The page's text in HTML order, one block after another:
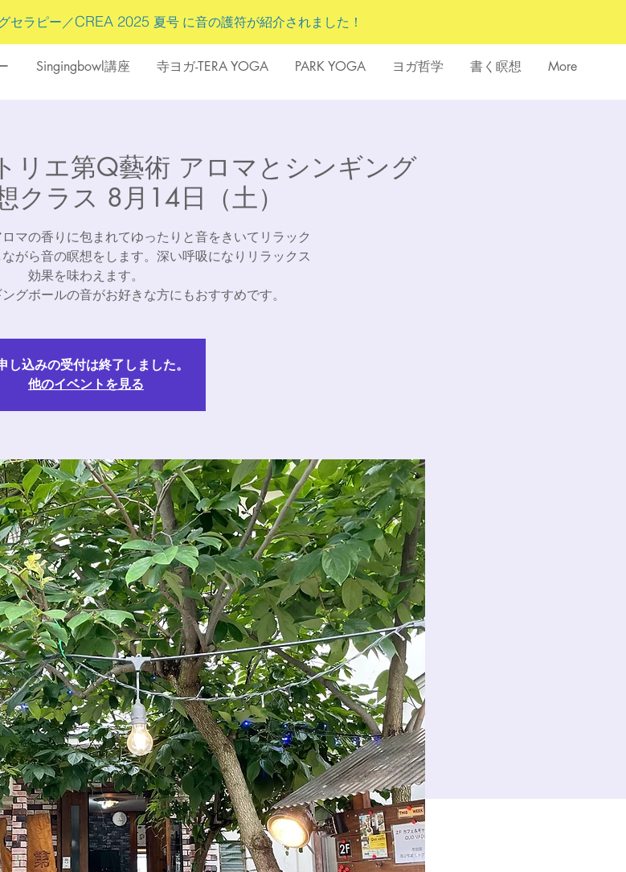
Singingbowl講座 寺ヨガ-TERA YOGA PARK YOGA ヨガ哲学 書く瞑想 More
セラピー／CREA 2025 夏号 に音の護符が紹介されました！
リエ第Q藝術 アロマとシンギング
クラス 8月14日（土）
マの香りに包まれてゆったりと音をきいてリラック
がら音の瞑想をします。深い呼吸になりリラックス
効果を味わえます。
グボールの音がお好きな方にもおすすめです。
し込みの受付は終了しました。
他のイベントを見る